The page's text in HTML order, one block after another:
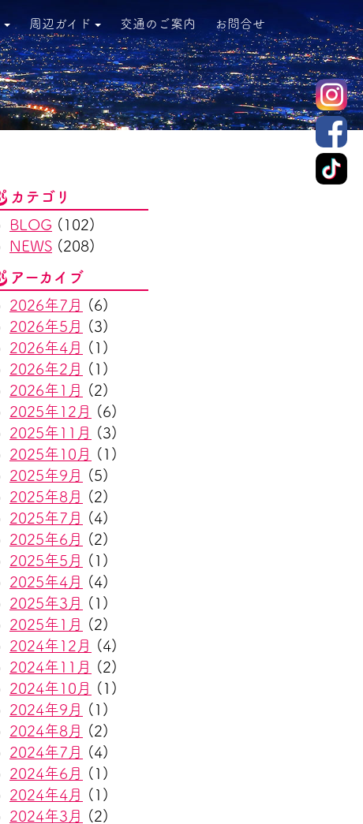
周辺ガイド 交通のご案内 お問合せ
カテゴリ
BLOG (102)
NEWS (208)
アーカイブ
2026年7月
(6)
2026年5月
(3)
2026年4月
(1)
2026年2月
(1)
2026年1月
(2)
2025年12月
(6)
2025年11月
(3)
2025年10月
(1)
2025年9月
(5)
2025年8月
(2)
2025年7月
(4)
2025年6月
(2)
2025年5月
(1)
2025年4月
(4)
2025年3月
(1)
2025年1月
(2)
2024年12月
(4)
2024年11月
(2)
2024年10月
(1)
2024年9月
(1)
2024年8月
(2)
2024年7月
(4)
2024年6月
(1)
2024年4月
(1)
2024年3月
(2)